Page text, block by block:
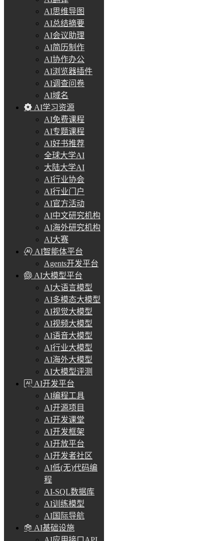
AI思维导图
AI总结摘要
AI会议助理
AI简历制作
AI协作办公
AI浏览器插件
AI调查问卷
AI域名
AI学习资源
AI免费课程
AI专题课程
AI好书推荐
全球大学AI
大陆大学AI
AI行业协会
AI行业门户
AI官方活动
AI中文研究机构
AI海外研究机构
AI大赛
AI智能体平台
Agents开发平台
AI大模型平台
AI大语言模型
AI多模态大模型
AI视觉大模型
AI视频大模型
AI语音大模型
AI行业大模型
AI海外大模型
AI大模型评测
AI开发平台
AI编程工具
AI开源项目
AI开发课堂
AI开发框架
AI开放平台
AI开发者社区
AI低(无)代码编
程
AI-SQL数据库
AI训练模型
AI国际导航
AI基础设施